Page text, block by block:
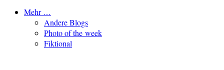
Mehr …
Andere Blogs
Photo of the week
Fiktional